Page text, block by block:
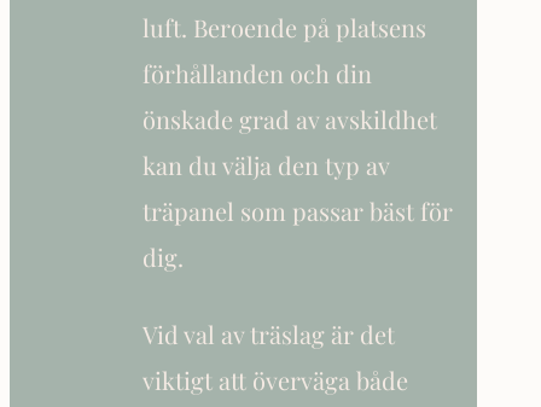
luft. Beroende på platsens
förhållanden och din
önskade grad av avskildhet
kan du välja den typ av
träpanel som passar bäst för
dig.
Vid val av träslag är det
viktigt att överväga både